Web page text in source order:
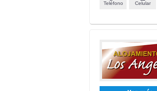
Teléfono Celular